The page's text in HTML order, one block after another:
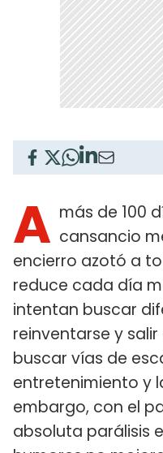
A más de 100
cansancio
encierro azotó a
reduce cada día
intentan buscar
reinventarse y
buscar vías de
entretenimiento y
embargo, con el
absoluta parálisis